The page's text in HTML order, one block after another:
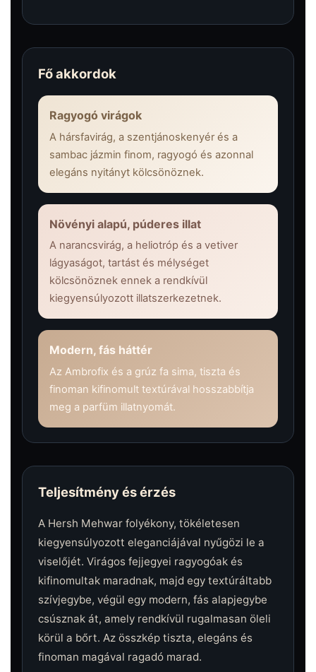
Fő akkordok
Ragyogó virágok
A hársfavirág, a szentjánoskenyér és a
sambac jázmin finom, ragyogó és azonnal
elegáns nyitányt kölcsönöznek.
Növényi alapú, púderes illat
A narancsvirág, a heliotróp és a vetiver
lágyaságot, tartást és mélységet
kölcsönöznek ennek a rendkívül
kiegyensúlyozott illatszerkezetnek.
Modern, fás háttér
Az Ambrofix és a grúz fa sima, tiszta és
finoman kifinomult textúrával hosszabbítja
meg a parfüm illatnyomát.
Teljesítmény és érzés
A Hersh Mehwar folyékony, tökéletesen
kiegyensúlyozott eleganciájával nyűgözi le a
viselőjét. Virágos fejjegyei ragyogóak és
kifinomultak maradnak, majd egy textúráltabb
szívjegybe, végül egy modern, fás alapjegybe
csúsznak át, amely rendkívül rugalmasan öleli
körül a bőrt. Az összkép tiszta, elegáns és
finoman magával ragadó marad.